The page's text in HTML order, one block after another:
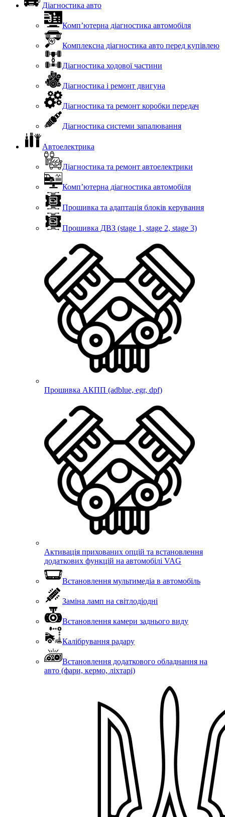
Діагностика авто
Комп’ютерна діагностика автомобіля
Комплексна діагностика авто перед купівлею
Діагностика ходової частини
Діагностика і ремонт двигуна
Діагностика та ремонт коробки передач
Діагностика системи запалювання
Автоелектрика
Діагностика та ремонт автоелектрики
Комп’ютерна діагностика автомобіля
Прошивка та адаптація блоків керування
Прошивка ДВЗ (stage 1, stage 2, stage 3)
Прошивка АКПП (adblue, egr, dpf)
Активація прихованих опцій та встановлення
додаткових функцій на автомобілі VAG
Встановлення мультимедіа в автомобіль
Заміна ламп на світлодіодні
Встановлення камери заднього виду
Калібрування радару
Встановлення додаткового обладнання на
авто (фари, кермо, ліхтарі)